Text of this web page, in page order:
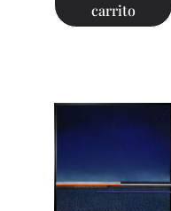
carrito